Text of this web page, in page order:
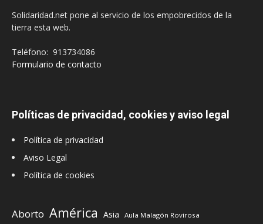
Solidaridad.net pone al servicio de los empobrecidos de la
tierra esta web.
Teléfono: 913734086
Formulario de contacto
Políticas de privacidad, cookies y aviso legal
Política de privacidad
Aviso Legal
Política de cookies
Aborto América Asia Aula Malagón Rovirosa